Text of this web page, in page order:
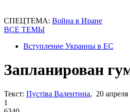
СПЕЦТЕМА: Война в Иране
ВСЕ ТЕМЫ
Вступление Украины в ЕС
Запланирован
Текст: Пустіва Валентина, 20 апреля
1